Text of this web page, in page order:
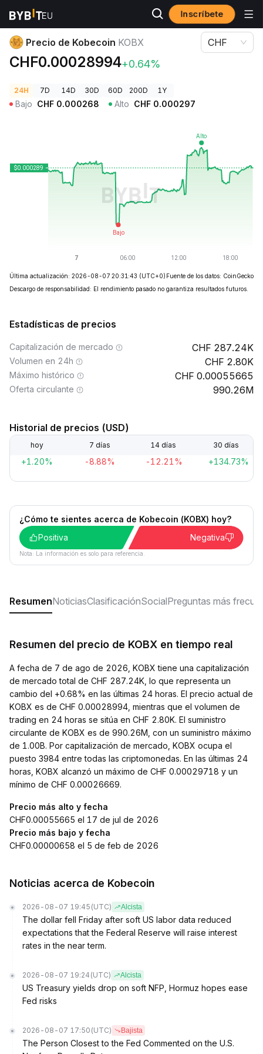
Inscríbete
Precios de Criptomonedas Precio de Kobecoin KOBX
Precio de Kobecoin KOBX
CHF0.00028994+0.64%
CHF
24H 7D 14D 30D 60D 200D 1Y
Bajo CHF 0.000268 Alto CHF 0.000297
Última actualización: 2026-08-07 20:31:43 (UTC+0) Fuente de los datos: CoinGecko
Descargo de responsabilidad: El rendimiento pasado no garantiza resultados futuros.
Estadísticas de precios
Capitalización de mercado 287.24K
Volumen en 24h 2.80K
Máximo histórico 0.00055665
Oferta circulante 990.26M
Historial de precios (USD)
hoy 7 días 14 días 30 días
+1.20% -8.88% -12.21% +134.73%
¿Cómo te sientes acerca de Kobecoin (KOBX) hoy?
Positiva
Negativa
Nota: La información es solo para referencia.
ResumenNoticiasClasificaciónSocialPreguntas más
Resumen del precio de KOBX en tiempo real
A fecha de 7 de ago de 2026, KOBX tiene una capitalización
de mercado total de CHF 287.24K, lo que representa un
cambio del +0.68% en las últimas 24 horas. El precio actual de
KOBX es de CHF 0.00028994, mientras que el volumen de
trading en 24 horas se sitúa en CHF 2.80K. El suministro
circulante de KOBX es de 990.26M, con un suministro máximo
de 1.00B. Por capitalización de mercado, KOBX ocupa el
puesto 3984 entre todas las criptomonedas. En las últimas 24
horas, KOBX alcanzó un máximo de CHF 0.00029718 y un
mínimo de CHF 0.00026669.
Precio más alto y fecha
CHF0.00055665 el 17 de jul de 2026
Precio más bajo y fecha
CHF0.00000658 el 5 de feb de 2026
Noticias acerca de Kobecoin
2026-08-07 19:45 (UTC) Alcista
The dollar fell Friday after soft US labor data reduced
expectations that the Federal Reserve will raise interest
rates in the near term.
2026-08-07 19:24 (UTC) Alcista
US Treasury yields drop on soft NFP, Hormuz hopes ease
Fed risks
2026-08-07 17:50 (UTC) Bajista
The Person Closest to the Fed Commented on the U.S.